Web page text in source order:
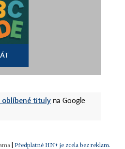
oblíbené tituly na Google
| Předplatné HN+ je zcela bez reklam.